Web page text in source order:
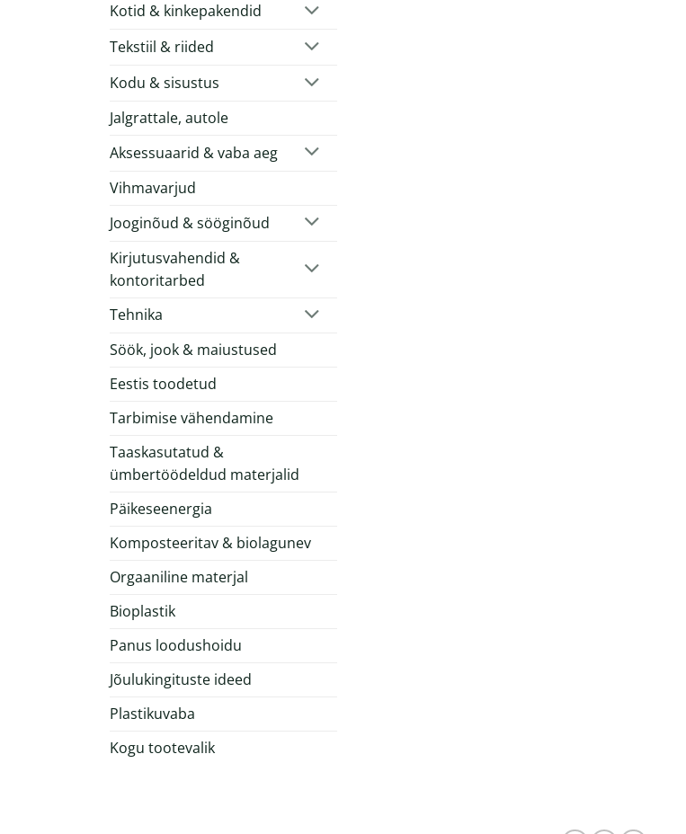
Kotid & kinkepakendid
Tekstiil & riided
Kodu & sisustus
Jalgrattale, autole
Aksessuaarid & vaba aeg
Vihmavarjud
Jooginõud & sööginõud
Kirjutusvahendid &
kontoritarbed
Tehnika
Söök, jook & maiustused
Eestis toodetud
Tarbimise vähendamine
Taaskasutatud &
ümbertöödeldud materjalid
Päikeseenergia
Komposteeritav & biolagunev
Orgaaniline materjal
Bioplastik
Panus loodushoidu
Jõulukingituste ideed
Plastikuvaba
Kogu tootevalik